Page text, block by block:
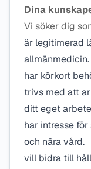
Dina
Vi söker dig
är legitimerad
allmänmedicin.
har körkort
trivs med att
ditt eget
har intresse
och nära vård.
vill bidra till